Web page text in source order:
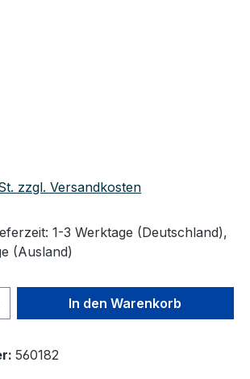
zzgl. Versandkosten
1-3 Werktage (Deutschland),
(Ausland)
Gib den
In den Warenkorb
560182